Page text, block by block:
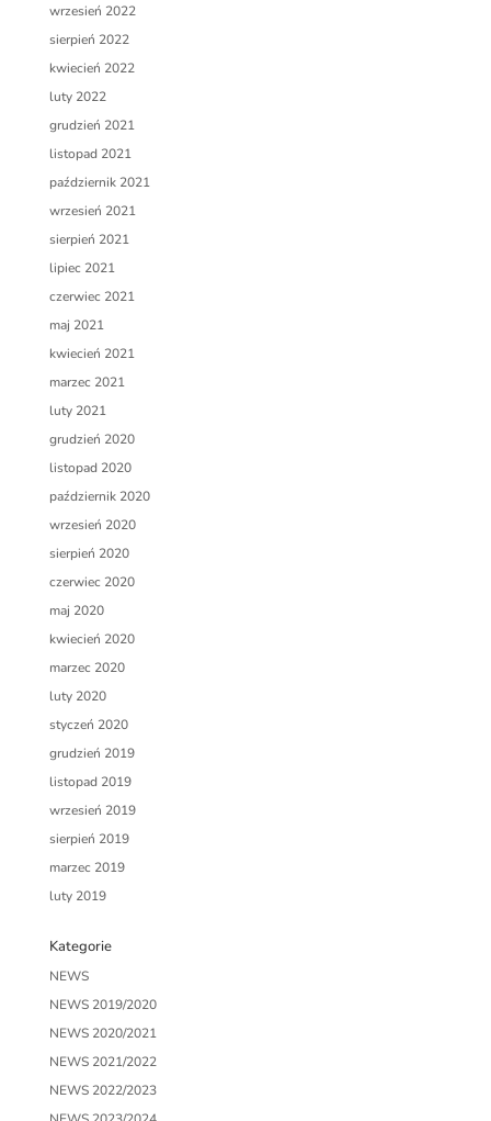
wrzesień 2022
sierpień 2022
kwiecień 2022
luty 2022
grudzień 2021
listopad 2021
październik 2021
wrzesień 2021
sierpień 2021
lipiec 2021
czerwiec 2021
maj 2021
kwiecień 2021
marzec 2021
luty 2021
grudzień 2020
listopad 2020
październik 2020
wrzesień 2020
sierpień 2020
czerwiec 2020
maj 2020
kwiecień 2020
marzec 2020
luty 2020
styczeń 2020
grudzień 2019
listopad 2019
wrzesień 2019
sierpień 2019
marzec 2019
luty 2019
Kategorie
NEWS
NEWS 2019/2020
NEWS 2020/2021
NEWS 2021/2022
NEWS 2022/2023